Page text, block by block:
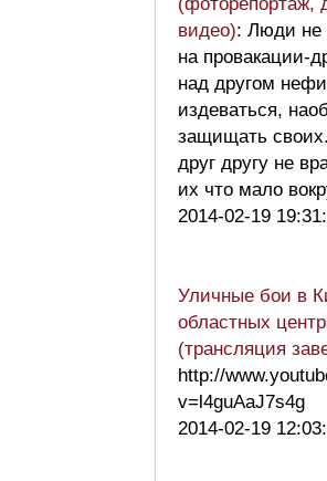
видео): Люди не
на провакации-
над другом
издеваться,
защищать
друг другу не
их что мало
2014-02-19
Уличные бои в
областных
(трансляция
http://
v=l4guAaJ7s4g
2014-02-19